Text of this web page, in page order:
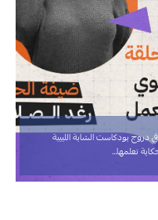
دروج بودكاست الشابة الليبية
تعلمها…